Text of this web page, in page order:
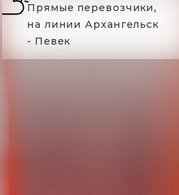
Прямые перевозчики,
на линии Архангельск
- Певек